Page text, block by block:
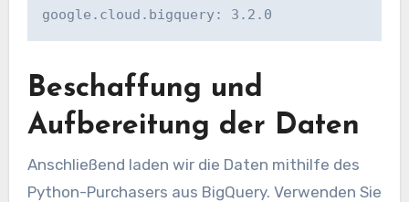
google.cloud.bigquery: 3.2.0
Beschaffung und
Aufbereitung der Daten
Anschließend laden wir die Daten mithilfe des
Python-Purchasers aus BigQuery. Verwenden Sie